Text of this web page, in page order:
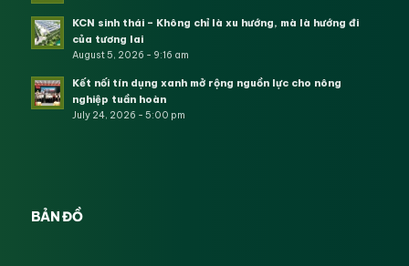
KCN sinh thái – Không chỉ là xu hướng, mà là hướng đi
của tương lai
August 5, 2026 - 9:16 am
Kết nối tín dụng xanh mở rộng nguồn lực cho nông
nghiệp tuần hoàn
July 24, 2026 - 5:00 pm
BẢN ĐỒ